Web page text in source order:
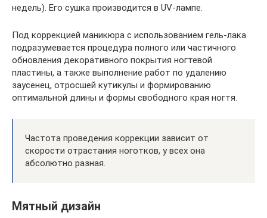
недель). Его сушка производится в UV-лампе.
Под коррекцией маникюра с использованием гель-лака
подразумевается процедура полного или частичного
обновления декоративного покрытия ногтевой
пластины, а также выполнение работ по удалению
заусенец, отросшей кутикулы и формированию
оптимальной длины и формы свободного края ногтя.
Частота проведения коррекции зависит от
скорости отрастания ноготков, у всех она
абсолютно разная.
Мятный дизайн